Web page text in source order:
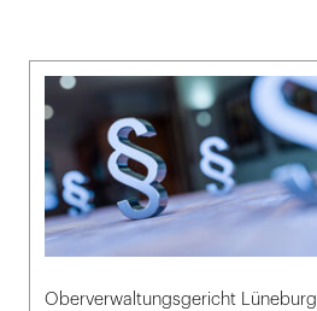
Oberverwaltungsgericht Lüneburg